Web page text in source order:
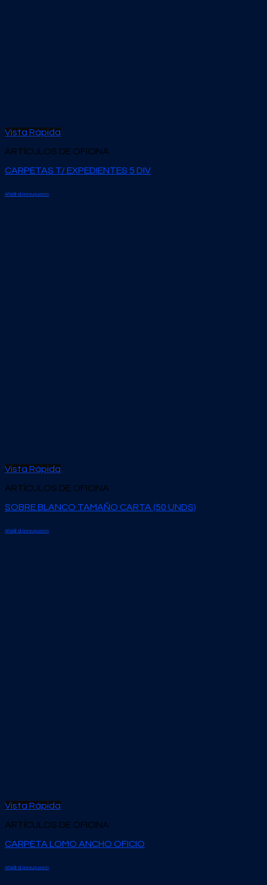
Vista Rápida
ARTÍCULOS DE OFICINA
CARPETAS T/ EXPEDIENTES 5 DIV
Añadir al presupuesto
Vista Rápida
ARTÍCULOS DE OFICINA
SOBRE BLANCO TAMAÑO CARTA (50 UNDS)
Añadir al presupuesto
Vista Rápida
ARTÍCULOS DE OFICINA
CARPETA LOMO ANCHO OFICIO
Añadir al presupuesto